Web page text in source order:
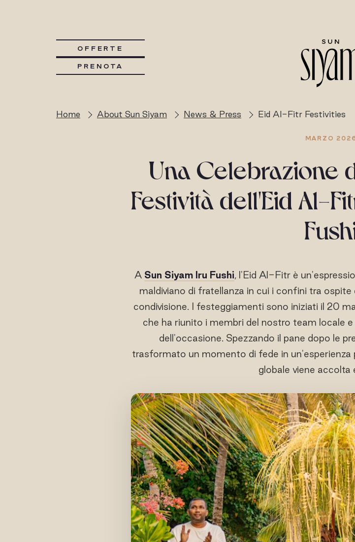
OFFERTE
PRENOTA
Home About Sun Siyam News & Press Eid Al-Fitr Festivities
MARZO
Una Celebrazione
Festività dell'Eid Al-
A Sun Siyam Iru Fushi, l'Eid Al-Fitr è
maldiviano di fratellanza in cui i confini tra
condivisione. I festeggiamenti sono iniziati il 20
che ha riunito i membri del nostro team locale
dell'occasione. Spezzando il pane dopo le
trasformato un momento di fede in un'esperienza
globale viene accolta